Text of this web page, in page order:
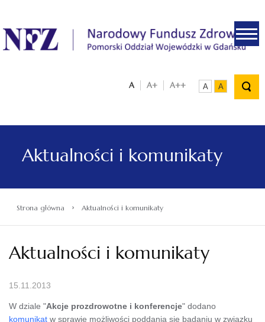
.
A A+ A++ A A
Aktualności i komunikaty
Strona główna › Aktualności i komunikaty
Aktualności i komunikaty
15.11.2013
W dziale "Akcje prozdrowotne i konferencje" dodano
komunikat w sprawie możliwości poddania się badaniu w związku